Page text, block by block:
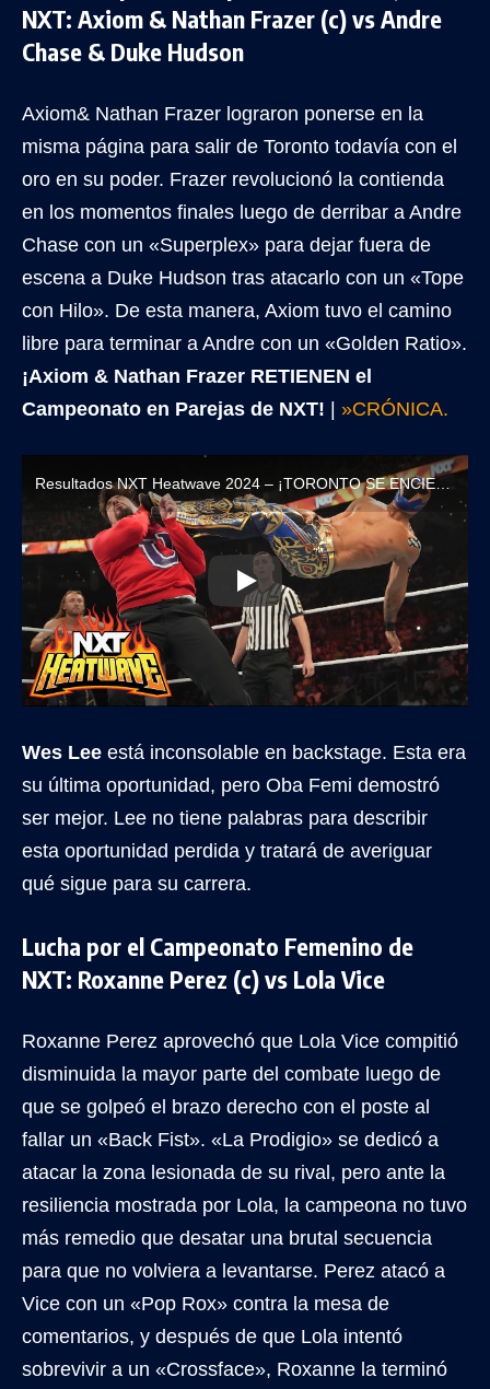
NXT: Axiom & Nathan Frazer (c) vs Andre
Chase & Duke Hudson
Axiom& Nathan Frazer lograron ponerse en la
misma página para salir de Toronto todavía con el
oro en su poder. Frazer revolucionó la contienda
en los momentos finales luego de derribar a Andre
Chase con un «Superplex» para dejar fuera de
escena a Duke Hudson tras atacarlo con un «Tope
con Hilo». De esta manera, Axiom tuvo el camino
libre para terminar a Andre con un «Golden Ratio».
¡Axiom & Nathan Frazer RETIENEN el
Campeonato en Parejas de NXT!
»CRÓNICA.
Wes Lee está inconsolable en backstage. Esta era
su última oportunidad, pero Oba Femi demostró
ser mejor. Lee no tiene palabras para describir
esta oportunidad perdida y tratará de averiguar
qué sigue para su carrera.
Lucha por el Campeonato Femenino de
NXT: Roxanne Perez (c) vs Lola Vice
Roxanne Perez aprovechó que Lola Vice compitió
disminuida la mayor parte del combate luego de
que se golpeó el brazo derecho con el poste al
fallar un «Back Fist». «La Prodigio» se dedicó a
atacar la zona lesionada de su rival, pero ante la
resiliencia mostrada por Lola, la campeona no tuvo
más remedio que desatar una brutal secuencia
para que no volviera a levantarse. Perez atacó a
Vice con un «Pop Rox» contra la mesa de
comentarios, y después de que Lola intentó
sobrevivir a un «Crossface», Roxanne la terminó